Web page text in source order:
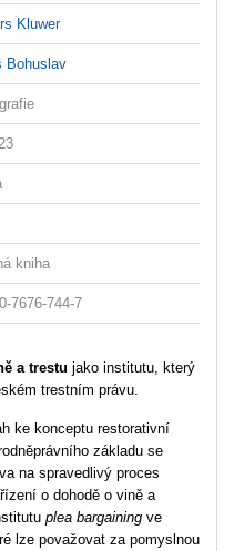
Kluwer
Bohuslav
kniha
7676-744-7
a trestu jako institutu, který
trestním právu.
ke konceptu restorativní
základu se
na spravedlivý proces
o dohodě o vině a
plea bargaining ve
lze považovat za pomyslnou